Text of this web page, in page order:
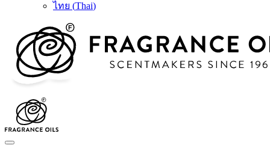
ไทย (Thai)